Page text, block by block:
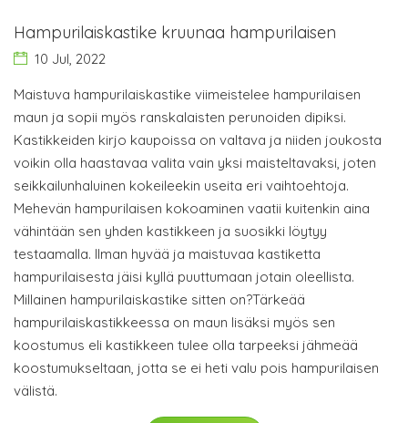
Hampurilaiskastike kruunaa hampurilaisen
10 Jul, 2022
Maistuva hampurilaiskastike viimeistelee hampurilaisen
maun ja sopii myös ranskalaisten perunoiden dipiksi.
Kastikkeiden kirjo kaupoissa on valtava ja niiden joukosta
voikin olla haastavaa valita vain yksi maisteltavaksi, joten
seikkailunhaluinen kokeileekin useita eri vaihtoehtoja.
Mehevän hampurilaisen kokoaminen vaatii kuitenkin aina
vähintään sen yhden kastikkeen ja suosikki löytyy
testaamalla. Ilman hyvää ja maistuvaa kastiketta
hampurilaisesta jäisi kyllä puuttumaan jotain oleellista.
Millainen hampurilaiskastike sitten on?Tärkeää
hampurilaiskastikkeessa on maun lisäksi myös sen
koostumus eli kastikkeen tulee olla tarpeeksi jähmeää
koostumukseltaan, jotta se ei heti valu pois hampurilaisen
välistä.